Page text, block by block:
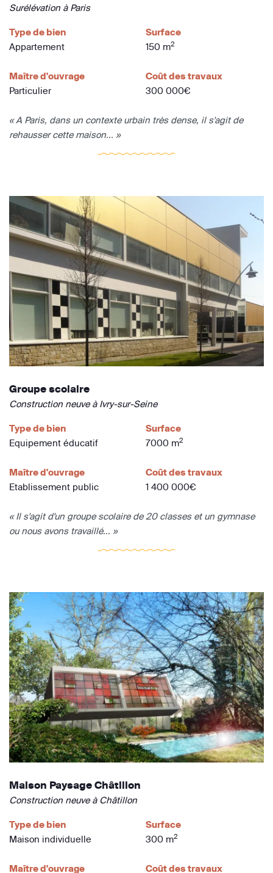
Surélévation à Paris
Type de bien
Appartement
Surface
150 m2
Maître d'ouvrage
Particulier
Coût des travaux
300 000€
« A Paris, dans un contexte urbain très dense, il s'agit de
rehausser cette maison... »
Groupe scolaire
Construction neuve à Ivry-sur-Seine
Type de bien
Equipement éducatif
Surface
7000 m2
Maître d'ouvrage
Etablissement public
Coût des travaux
1 400 000€
« Il s'agit d'un groupe scolaire de 20 classes et un gymnase
ou nous avons travaillé... »
Maison Paysage Châtillon
Construction neuve à Châtillon
Type de bien
Maison individuelle
Surface
300 m2
Maître d'ouvrage Coût des travaux